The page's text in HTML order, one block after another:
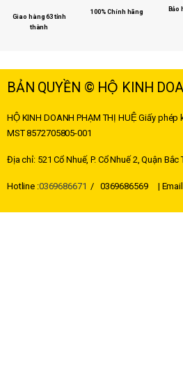
Giao hàng 63 tỉnh
thành
100% Chính hãng Bảo
BẢN QUYỀN © HỘ KINH
HỘ KINH DOANH PHẠM THỊ HUỆGiấy phép
MST8572705805-001
Địa chỉ: 521 Cổ Nhuế, P. Cổ Nhuế 2, Quận Bắc
Hotline :0369686671 / 0369686569 |